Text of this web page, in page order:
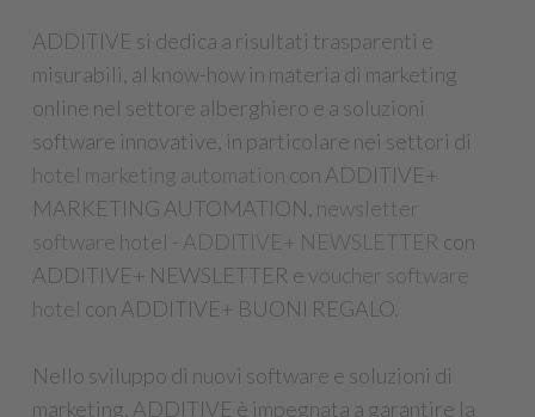
ADDITIVE si dedica a risultati trasparenti e
misurabili, al know-how in materia di marketing
online nel settore alberghiero e a soluzioni
software innovative, in particolare nei settori di
hotel marketing automation con ADDITIVE+
MARKETING AUTOMATION, newsletter
software hotel - ADDITIVE+ NEWSLETTER con
ADDITIVE+ NEWSLETTER e voucher software
hotel con ADDITIVE+ BUONI REGALO.
Nello sviluppo di nuovi software e soluzioni di
marketing, ADDITIVE è impegnata a garantire la